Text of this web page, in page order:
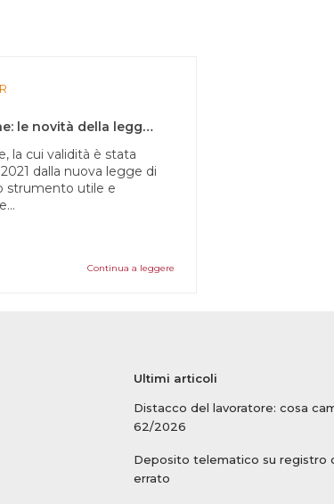
Contratto di espansione: le novità della legge di bilancio 2021
la cui validità è stata
dalla nuova legge di
strumento utile e
Continua a leggere
Ultimi articoli
Distacco del lavoratore: cosa
62/2026
Deposito telematico su registro
errato